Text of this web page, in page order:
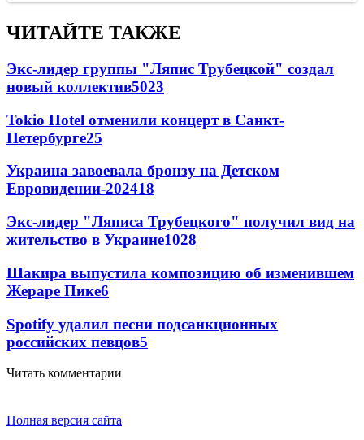
ЧИТАЙТЕ ТАКЖЕ
Экс-лидер группы "Ляпис Трубецкой" создал
новый коллектив5023
Tokio Hotel отменили концерт в Санкт-
Петербурге25
Украина завоевала бронзу на Детском
Евровидении-202418
Экс-лидер "Ляписа Трубецкого" получил вид на
жительство в Украине1028
Шакира выпустила композицию об изменившем
Жераре Пике6
Spotify удалил песни подсанкционных
российских певцов5
Читать комментарии
Полная версия сайта